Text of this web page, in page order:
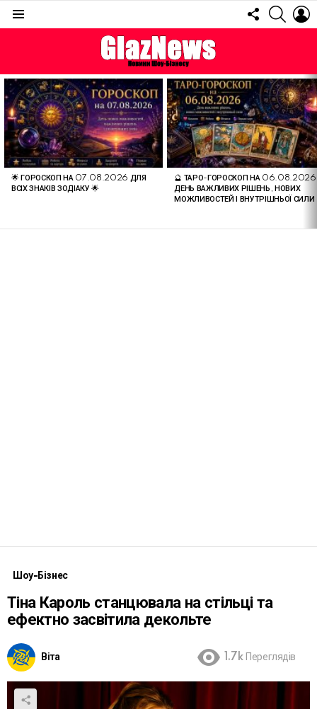
FOLLOW
US
ОСТАННІ
СТАТТІ
🌟 ГОРОСКОП НА 07.08.2026 ДЛЯ
ВСІХ ЗНАКІВ ЗОДІАКУ 🌟
🔮 ТАРО-ГОРОСКОП НА
ДЕНЬ ВАЖЛИВИХ РІШЕНЬ, НОВИХ
МОЖЛИВОСТЕЙ І ВНУТРІШНЬОЇ СИЛИ
Шоу-Бізнес
Тіна Кароль станцювала на стільці та
ефектно засвітила декольте
Віта 1.7k Переглядів